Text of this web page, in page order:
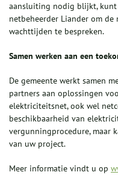
aansluiting nodig blijkt, kunt
netbeheerder Liander om
wachttijden te bespreken.
Samen werken aan een
De gemeente werkt samen
partners aan oplossingen
elektriciteitsnet, ook wel
beschikbaarheid van
vergunningprocedure, maar
van uw project.
Meer informatie vindt u op